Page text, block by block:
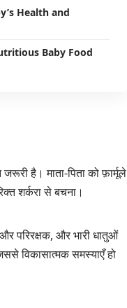
Health and
Baby Food
है। माता-पिता को फ़ार्मूले
शर्करा से बचना।
परिरक्षक, और भारी धातुओं
विकासात्मक समस्याएँ हो